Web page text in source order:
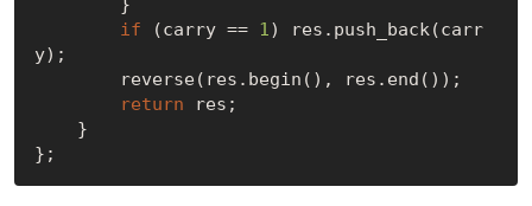
if (carry == 1) res.push_back(carr
y);
return res;